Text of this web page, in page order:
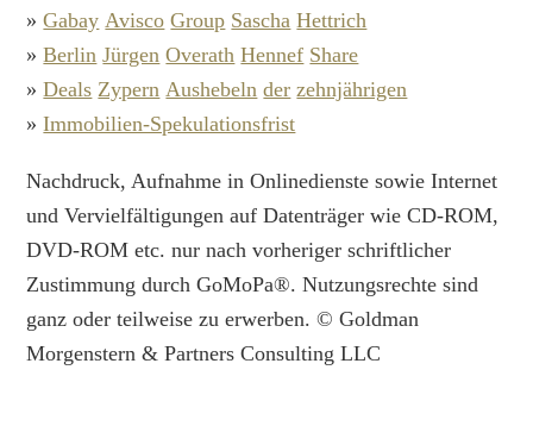
»Gabay Avisco Group Sascha Hettrich
»Berlin Jürgen Overath Hennef Share
»Deals Zypern Aushebeln der zehnjährigen
»Immobilien-Spekulationsfrist
Nachdruck, Aufnahme in Onlinedienste sowie Internet
und Vervielfältigungen auf Datenträger wie CD-ROM,
DVD-ROM etc. nur nach vorheriger schriftlicher
Zustimmung durch GoMoPa®. Nutzungsrechte sind
ganz oder teilweise zu erwerben. © Goldman
Morgenstern & Partners Consulting LLC